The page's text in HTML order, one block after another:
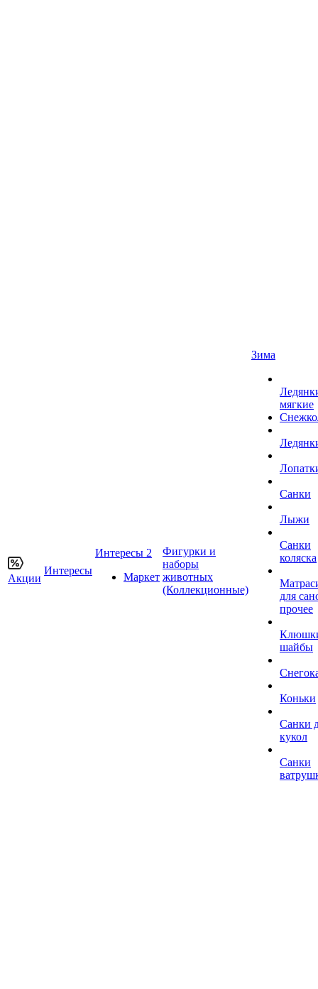
Акции
Интересы
Интересы 2
Маркет
Фигурки и
наборы
животных
(Коллекционные)
Зима
мягкие
Санки
Лыжи
Санки
коляска
для
прочее
шайбы
Коньки
Санки
кукол
Санки